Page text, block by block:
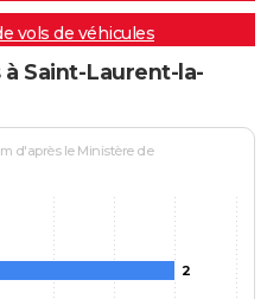
vols de véhicules
Saint-Laurent-la-
d'après le Ministère de
2